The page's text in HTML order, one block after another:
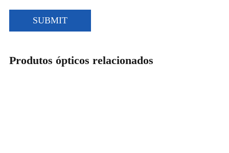
SUBMIT
Produtos ópticos relacionados